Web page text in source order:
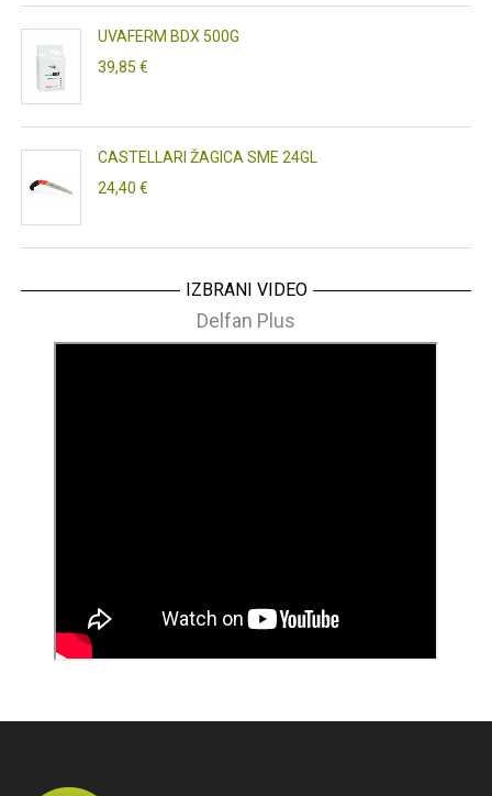
UVAFERM BDX 500G
39,85 €
CASTELLARI ŽAGICA SME 24GL
24,40 €
IZBRANI VIDEO
Delfan Plus